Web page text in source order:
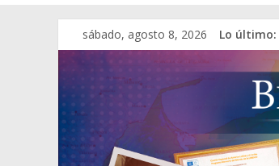
sábado, agosto 8, 2026 Lo último: